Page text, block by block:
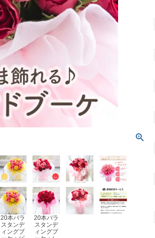
20本バラ
スタンデ
ィングブ
20本バラ
スタンデ
ィングブ